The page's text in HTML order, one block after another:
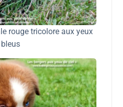
rouge tricolore aux yeux
bleus